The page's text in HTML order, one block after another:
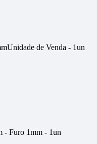
de Venda - 1un